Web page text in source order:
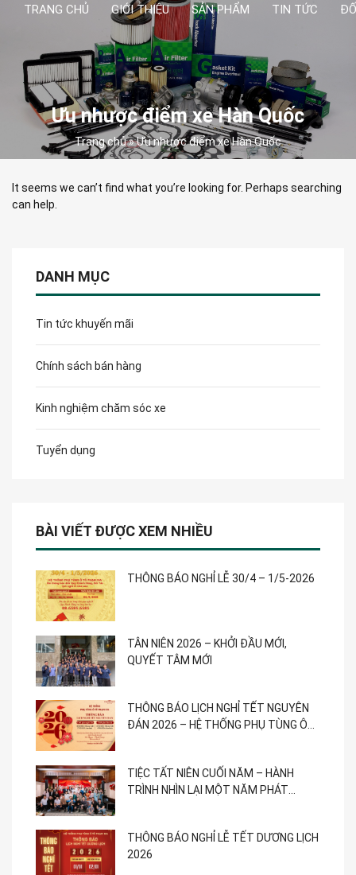
TRANG CHỦ GIỚI THIỆU SẢN PHẨM TIN TỨC
Ưu nhược điểm xe Hàn Quốc
Trang chủ»Ưu nhược điểm xe Hàn Quốc
DANH MỤC
Tin tức khuyến mãi
Chính sách bán hàng
Kinh nghiệm chăm sóc xe
Tuyển dụng
BÀI VIẾT ĐƯỢC XEM NHIỀU
THÔNG BÁO NGHỈ LỄ 30/4 – 1/5-2026
TÂN NIÊN 2026 – KHỞI ĐẦU MỚI,
QUYẾT TÂM MỚI
THÔNG BÁO LỊCH NGHỈ TẾT NGUYÊN
ĐÁN 2026 – HỆ THỐNG PHỤ TÙNG Ô
TIỆC TẤT NIÊN CUỐI NĂM – HÀNH
TRÌNH NHÌN LẠI MỘT NĂM PHÁT
THÔNG BÁO NGHỈ LỄ TẾT DƯƠNG LỊCH
2026
It seems we can’t find what you’re looking for. Perhaps searching
can help.